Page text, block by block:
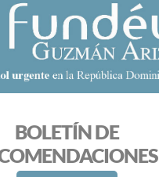
BOLETÍN DE